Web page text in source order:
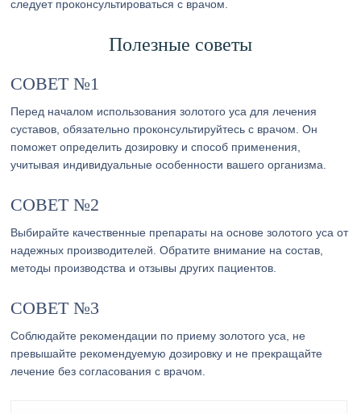
следует проконсультироваться с врачом.
Полезные советы
СОВЕТ №1
Перед началом использования золотого уса для лечения
суставов, обязательно проконсультируйтесь с врачом. Он
поможет определить дозировку и способ применения,
учитывая индивидуальные особенности вашего организма.
СОВЕТ №2
Выбирайте качественные препараты на основе золотого уса от
надежных производителей. Обратите внимание на состав,
методы производства и отзывы других пациентов.
СОВЕТ №3
Соблюдайте рекомендации по приему золотого уса, не
превышайте рекомендуемую дозировку и не прекращайте
лечение без согласования с врачом.